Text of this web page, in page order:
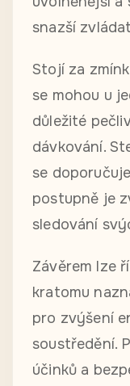
snazší
Stojí za
se mohou u
důležité
dávkování.
se
postupně je
sledování
Závěrem lze
kratomu
pro zvýšení
soustředění.
účinků a